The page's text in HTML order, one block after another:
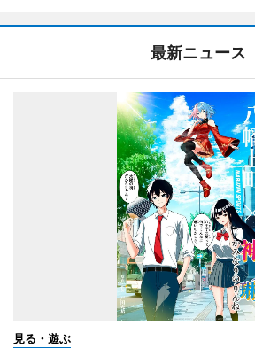
最新ニュース
見る・遊ぶ